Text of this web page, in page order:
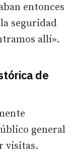
entonces
seguridad
allí».
de
general
visitas.